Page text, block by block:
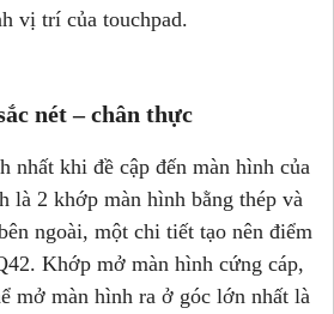
vị trí của touchpad.
nét – chân thực
nhất khi đề cập đến màn hình của
là 2 khớp màn hình bằng thép và
ngoài, một chi tiết tạo nên điểm
Khớp mở màn hình cứng cáp,
mở màn hình ra ở góc lớn nhất là